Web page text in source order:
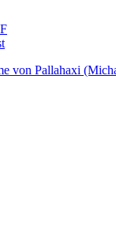
von Pallahaxi